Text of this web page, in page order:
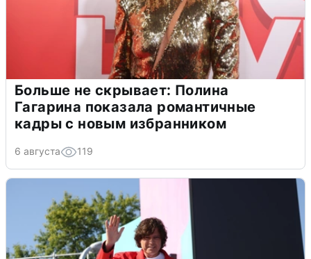
Больше не скрывает: Полина
Гагарина показала романтичные
кадры с новым избранником
6 августа 119